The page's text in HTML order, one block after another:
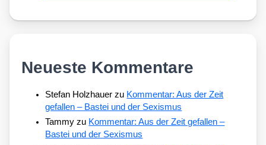
Neueste Kommentare
Stefan Holzhauer zu Kommentar: Aus der Zeit
gefallen – Bastei und der Sexismus
Tammy zu Kommentar: Aus der Zeit gefallen –
Bastei und der Sexismus